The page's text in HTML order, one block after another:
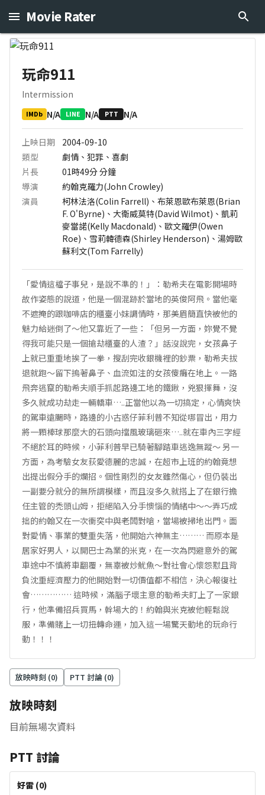
Movie Rater
玩命911
Intermission
IMDb N/A LINE N/A PTT N/A
上映日期
2004-09-10
類型
劇情、犯罪、喜劇
片長
01時49分分鐘
導演
約翰克羅力(John Crowley)
演員
柯林法洛(Colin Farrell)、布萊恩歐布萊恩(Brian
F. O'Byrne)、大衛威莫特(David Wilmot)、凱莉
麥當諾(Kelly Macdonald)、歐文羅伊(Owen
Roe)、雪莉韓德森(Shirley Henderson)、湯姆歐
蘇利文(Tom Farrelly)
「愛情這檔子事兒，是說不準的！」：勒希夫在電影開場時
故作姿態的說道，他是一個混跡於當地的英俊阿飛。當他毫
不遮掩的跟咖啡店的櫃臺小妹調情時，那美眉簡直快被他的
魅力給迷倒了～他又靠近了一些：「但另一方面，妳覺不覺
得我可能只是一個搶劫櫃臺的人渣？」話沒說完，女孩鼻子
上就已重重地挨了一拳，搜刮完收銀機裡的鈔票，勒希夫拔
退就跑～留下摀著鼻子、血流如注的女孩傻癱在地上。一路
飛奔逃竄的勒希夫順手抓起路邊工地的鐵鍬，兇狠揮舞，沒
多久就成功劫走一輛轎車…..正當他以為一切搞定，心情爽快
的駕車遠颺時，路邊的小古惑仔菲利普不知從哪冒出，用力
將一顆棒球那麼大的石頭向擋風玻璃砸來…..就在車內三字經
不絕於耳的時候，小菲利普早已騎著腳踏車逃逸無蹤～ 另一
方面，為考驗女友荻愛德麗的忠誠，在超市上班的約翰竟想
出提出假分手的爛招。個性剛烈的女友雖然傷心，但仍裝出
一副要分就分的無所謂模樣，而且沒多久就搭上了在銀行擔
任主管的禿頭山姆，拒絕陷入分手懊惱的情緒中～～弄巧成
拙的約翰又在一次衝突中與老闆對嗆，當場被掃地出門。面
對愛情、事業的雙重失落，他開始六神無主……… 而原本是
居家好男人，以開巴士為業的米克，在一次為閃避意外的駕
車途中不慎將車翻覆，無辜被炒魷魚～對社會心懷怨懟且背
負沈重經濟壓力的他開始對一切價值都不相信，決心報復社
會…………… 這時候，滿腦子壞主意的勒希夫盯上了一家銀
行，他準備招兵買馬，幹場大的！約翰與米克被他輕鬆說
服，準備賭上一切扭轉命運，加入這一場驚天動地的玩命行
動！！！
放映時刻 (0) PTT 討論 (0)
放映時刻
目前無場次資料
PTT 討論
好雷 (0)